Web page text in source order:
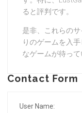
ると評判です。
是非、これらの
りのゲームを入
なゲームが待って
Contact Form
User Name: